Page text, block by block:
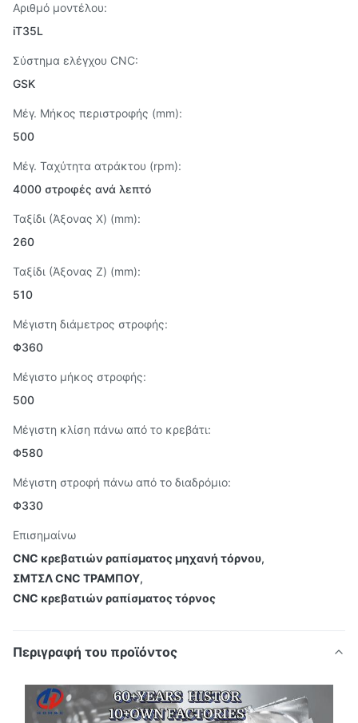
Αριθμό μοντέλου:
iT35L
Σύστημα ελέγχου CNC:
GSK
Μέγ. Μήκος περιστροφής (mm):
500
Μέγ. Ταχύτητα ατράκτου (rpm):
4000 στροφές ανά λεπτό
Ταξίδι (Άξονας X) (mm):
260
Ταξίδι (Άξονας Z) (mm):
510
Μέγιστη διάμετρος στροφής:
Φ360
Μέγιστο μήκος στροφής:
500
Μέγιστη κλίση πάνω από το κρεβάτι:
Φ580
Μέγιστη στροφή πάνω από το διαδρόμιο:
Φ330
Επισημαίνω
CNC κρεβατιών ραπίσματος μηχανή τόρνου,
ΣΜΤΣΛ CNC ΤΡΑΜΠΟΥ,
CNC κρεβατιών ραπίσματος τόρνος
Περιγραφή του προϊόντος